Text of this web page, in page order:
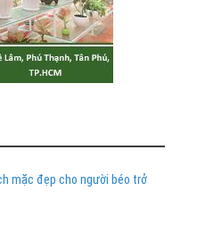
mặc đẹp cho người béo trở